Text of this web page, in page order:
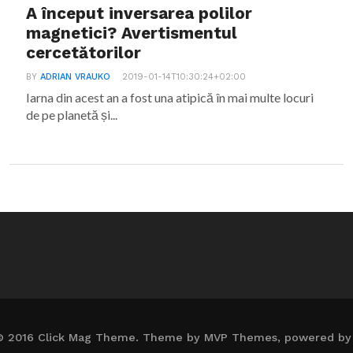
A început inversarea polilor
magnetici? Avertismentul
cercetătorilor
BYADRIAN VRAUKO 2019-01-14T10:30:24+02:00
Iarna din acest an a fost una atipică în mai multe locuri
de pe planetă și...
2016 Click Mag Theme. Theme by MVP Themes, powered by